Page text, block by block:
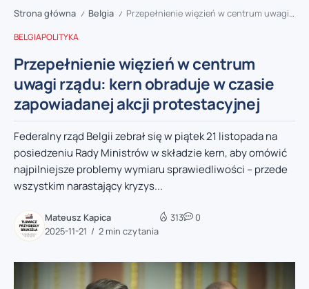
Strona główna / Belgia / Przepełnienie więzień w centrum uwagi rządu: kern obraduje w czasie zapowiadanej akcji protestacyjnej
BELGIAPOLITYKA
Przepełnienie więzień w centrum
uwagi rządu: kern obraduje w czasie
zapowiadanej akcji protestacyjnej
Federalny rząd Belgii zebrał się w piątek 21 listopada na
posiedzeniu Rady Ministrów w składzie kern, aby omówić
najpilniejsze problemy wymiaru sprawiedliwości – przede
wszystkim narastający kryzys...
Mateusz Kapica
2025-11-21
2 min czytania
313 0